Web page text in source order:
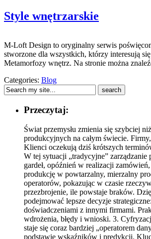
Style wnętrzarskie
M-Loft Design to oryginalny serwis
stworzone dla wszystkich, którzy interesują
Metamorfozy wnętrz. Na stronie można
Categories: Blog
Przeczytaj:
Świat przemysłu zmienia się szybciej
produkcyjnych na całym świecie.
Klienci oczekują dziś krótszych
W tej sytuacji „tradycyjne”
gardeł, opóźnień w realizacji
produkcję w powtarzalny, mierzalny
operatorów, pokazując w czasie
przezbrojenie, ile powstaje braków.
podejmować lepsze decyzje
doświadczeniami z innymi firmami.
wdrożenia, błędy i wnioski. 3.
staje się coraz bardziej „operatorem
podstawie wskaźników i predykcji.